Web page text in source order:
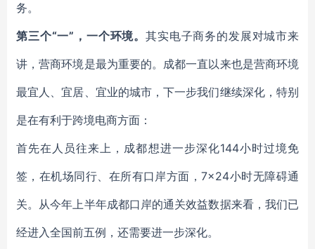
务。
第三个“一”，一个环境。 其实电子商务的发展对城市来
讲，营商环境是最为重要的。成都一直以来也是营商环境
最宜人、宜居、宜业的城市，下一步我们继续深化，特别
是在有利于跨境电商方面：
首先在人员往来上，成都想进一步深化144小时过境免
签，在机场同行、在所有口岸方面，7×24小时无障碍通
关。从今年上半年成都口岸的通关效益数据来看，我们已
经进入全国前五例，还需要进一步深化。